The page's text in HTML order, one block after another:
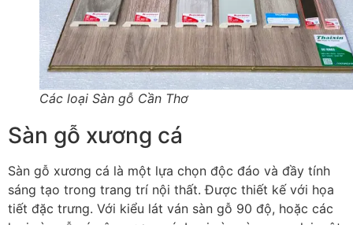
Các loại Sàn gỗ Cần Thơ
Sàn gỗ xương cá
Sàn gỗ xương cá là một lựa chọn độc đáo và đầy tính
sáng tạo trong trang trí nội thất. Được thiết kế với họa
tiết đặc trưng. Với kiểu lát ván sàn gỗ 90 độ, hoặc các